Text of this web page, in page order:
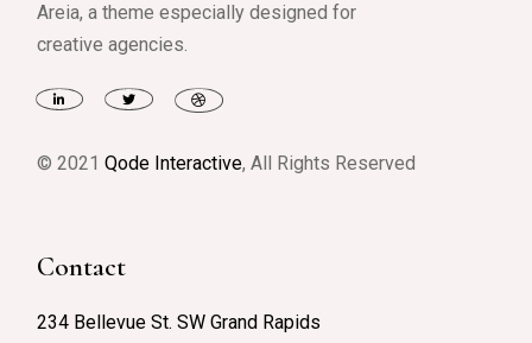
Areia, a theme especially designed for
creative agencies.
© 2021Qode Interactive, All Rights Reserved
Contact
234 Bellevue St. SW Grand Rapids